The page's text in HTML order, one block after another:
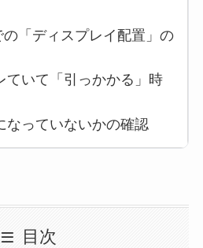
「ディスプレイ配置」の
ていて「引っかかる」時
なっていないかの確認
目次